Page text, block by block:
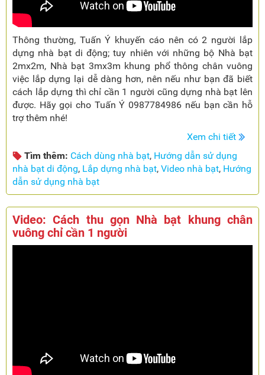
Thông thường, Tuấn Ý khuyến cáo nên có 2 người lắp
dựng nhà bạt di động; tuy nhiên với những bộ Nhà bạt
2mx2m, Nhà bạt 3mx3m khung phổ thông chân vuông
việc lắp dựng lại dễ dàng hơn, nên nếu như bạn đã biết
cách lắp dựng thì chỉ cần 1 người cũng dựng nhà bạt lên
được. Hãy gọi cho Tuấn Ý 0987784986 nếu bạn cần hỗ
trợ thêm nhé!
Xem chi tiết
Tìm thêm: Cách dùng nhà bạt, Hướng dẫn sử dụng
nhà bạt di động, Lắp dựng nhà bạt, Video nhà bạt, Hướng
dẫn sử dụng nhà bạt
Video: Cách thu gọn Nhà bạt khung chân
vuông chỉ cần 1 người